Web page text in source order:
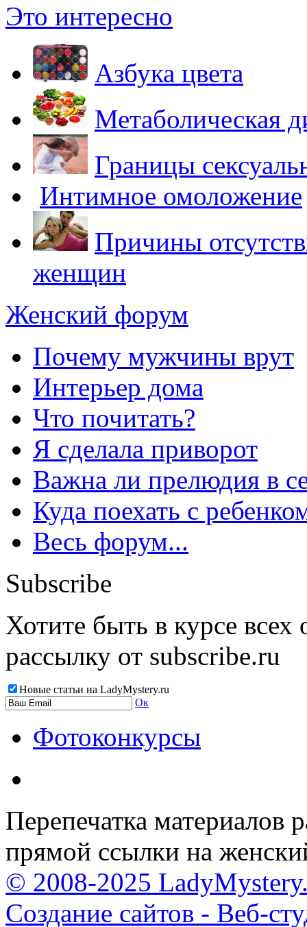
Это интересно
Азбука цвета
Метаболическая
Границы
Интимное омоложение
Причины
женщин
Женский форум
Почему мужчины врут
Интерьер дома
Что почитать?
Я сделала приворот
Важна ли прелюдия в
Куда поехать с
Весь форум...
Subscribe
Хотите быть в курсе
рассылку от subscribe.ru
Новые статьи на LadyMystery.ru
Ок
Фотоконкурсы
Перепечатка материалов
прямой ссылки на
© 2008-2025
Создание сайтов - Веб-